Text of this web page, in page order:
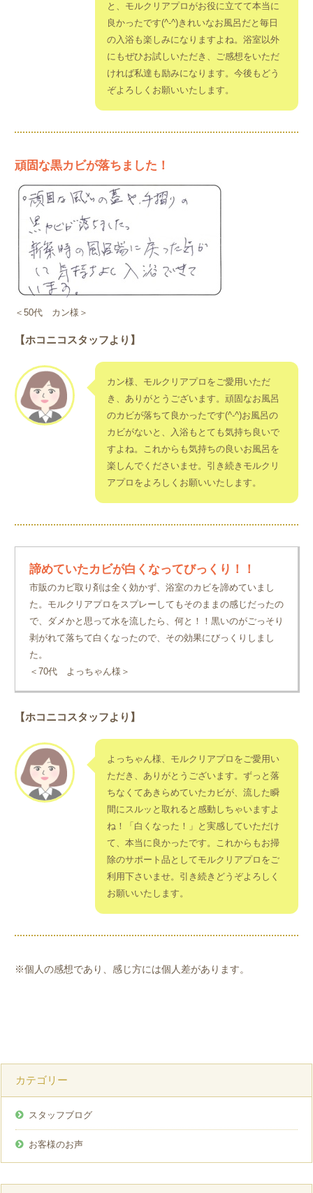
と、モルクリアプロがお役に立てて本当に
良かったです(^-^)きれいなお風呂だと毎日
の入浴も楽しみになりますよね。浴室以外
にもぜひお試しいただき、ご感想をいただ
ければ私達も励みになります。今後もどう
ぞよろしくお願いいたします。
頑固な黒カビが落ちました！
＜50代 カン様＞
【ホコニコスタッフより】
カン様、モルクリアプロをご愛用いただ
き、ありがとうございます。頑固なお風呂
のカビが落ちて良かったです(^-^)お風呂の
カビがないと、入浴もとても気持ち良いで
すよね。これからも気持ちの良いお風呂を
楽しんでくださいませ。引き続きモルクリ
アプロをよろしくお願いいたします。
諦めていたカビが白くなってびっくり！！
市販のカビ取り剤は全く効かず、浴室のカビを諦めていまし
た。モルクリアプロをスプレーしてもそのままの感じだったの
で、ダメかと思って水を流したら、何と！！黒いのがごっそり
剥がれて落ちて白くなったので、その効果にびっくりしまし
た。
＜70代 よっちゃん様＞
【ホコニコスタッフより】
よっちゃん様、モルクリアプロをご愛用い
ただき、ありがとうございます。ずっと落
ちなくてあきらめていたカビが、流した瞬
間にスルッと取れると感動しちゃいますよ
ね！「白くなった！」と実感していただけ
て、本当に良かったです。これからもお掃
除のサポート品としてモルクリアプロをご
利用下さいませ。引き続きどうぞよろしく
お願いいたします。
※個人の感想であり、感じ方には個人差があります。
カテゴリー
スタッフブログ
お客様のお声